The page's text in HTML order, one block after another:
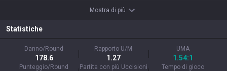
Mostra di più
Statistiche
Danno/Round
178.6
Rapporto U/M
1.27
UMA
1.54:1
Punteggio/Round Partita con più Uccisioni Tempo di gioco